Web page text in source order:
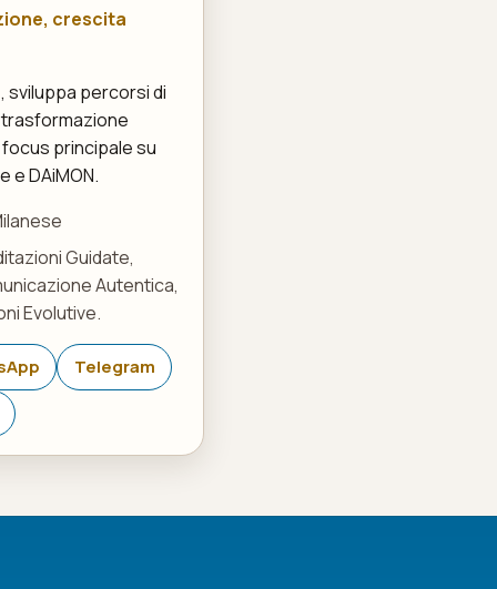
crescita
percorsi di
principale su
e DAiMON.
Guidate,
Autentica,
Evolutive.
Telegram